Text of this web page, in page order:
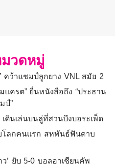
วดหมู่
คว้าแชมป์ลูกยาง VNL สมัย 2
แครต” ยื่นหนังสือถึง “ประธาน
ป์”
เดินเล่นบนลู่ที่สวนบึงบอระเพ็ด
โลกคนแรก สหพันธ์ฟันดาบ
ว’ ยับ 5-0 บอลอาเซียนคัพ